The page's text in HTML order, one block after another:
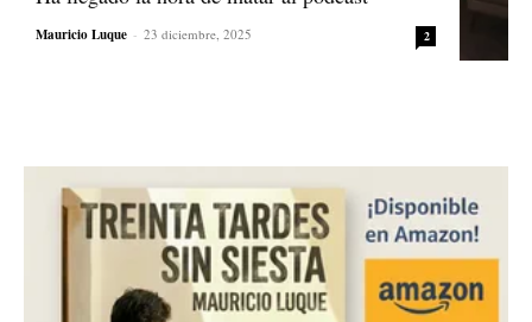
Mauricio Luque - 23 diciembre, 2025 2